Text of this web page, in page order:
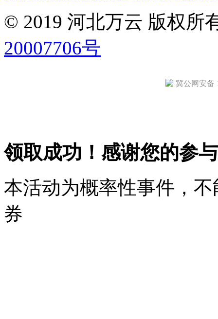
© 2019 河北万云 版权
20007706号
冀公网安备
领取成功！感谢您的参
本活动为概率性事件，
券